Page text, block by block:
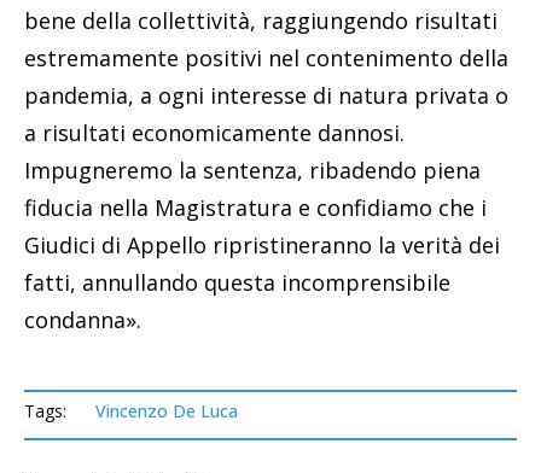
bene della collettività, raggiungendo risultati
estremamente positivi nel contenimento della
pandemia, a ogni interesse di natura privata o
a risultati economicamente dannosi.
Impugneremo la sentenza, ribadendo piena
fiducia nella Magistratura e confidiamo che i
Giudici di Appello ripristineranno la verità dei
fatti, annullando questa incomprensibile
condanna».
Tags: Vincenzo De Luca